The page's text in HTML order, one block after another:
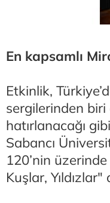
En kapsamlı
Etkinlik,
sergilerinden
hatırlanacağı
Sabancı
120’nin
Kuşlar,